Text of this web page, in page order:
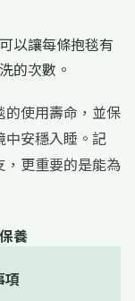
以讓每條抱毯有
的次數。
的使用壽命，並保
中安穩入睡。記
，更重要的是能為
養
項